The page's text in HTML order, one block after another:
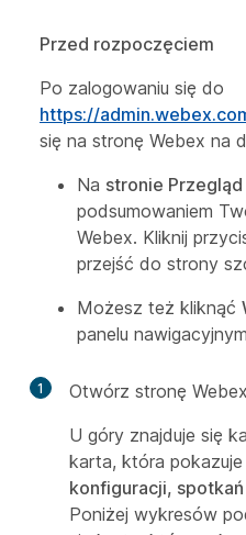
Przed rozpoczęciem
Po zalogowaniu się do
https://
się na stronę Webex na
Na stronie Przegląd
podsumowaniem
Webex. Kliknij
przejść do strony
Możesz też kliknąć
panelu
1
Otwórz stronę
U góry znajduje się
karta, która
konfiguracji, spotkań
Poniżej wykresów